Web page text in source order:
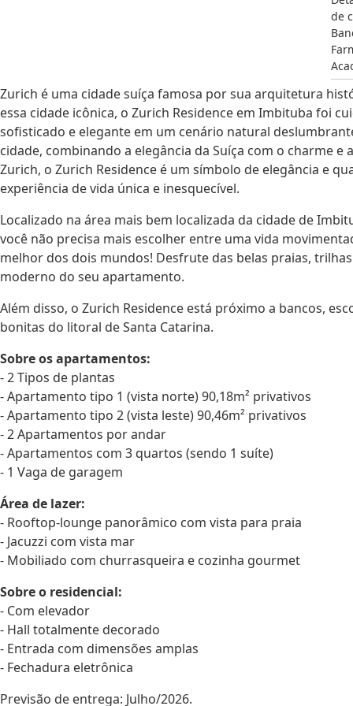
de
Zurich é uma cidade suíça famosa por sua arquitetura
essa cidade icônica, o Zurich Residence em Imbituba foi
sofisticado e elegante em um cenário natural
cidade, combinando a elegância da Suíça com o charme
Zurich, o Zurich Residence é um símbolo de elegância e
experiência de vida única e inesquecível.
Localizado na área mais bem localizada da cidade de
você não precisa mais escolher entre uma vida
melhor dos dois mundos! Desfrute das belas praias,
moderno do seu apartamento.
Além disso, o Zurich Residence está próximo a bancos,
bonitas do litoral de Santa Catarina.
Sobre os apartamentos:
- 2 Tipos de plantas
- Apartamento tipo 1 (vista norte) 90,18m² privativos
- Apartamento tipo 2 (vista leste) 90,46m² privativos
- 2 Apartamentos por andar
- Apartamentos com 3 quartos (sendo 1 suíte)
- 1 Vaga de garagem
Área de lazer:
- Rooftop-lounge panorâmico com vista para praia
- Jacuzzi com vista mar
- Mobiliado com churrasqueira e cozinha gourmet
Sobre o residencial:
- Com elevador
- Hall totalmente decorado
- Entrada com dimensões amplas
- Fechadura eletrônica
Previsão de entrega: Julho/2026.